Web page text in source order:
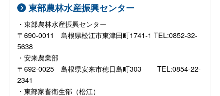
東部農林水産振興センター
・東部農林水産振興センター
〒690-0011 島根県松江市東津田町1741-1 TEL:0852-32-
5638
・安来農業部
〒692-0025 島根県安来市穂日島町303 TEL:0854-22-
2341
・東部家畜衛生部（松江）